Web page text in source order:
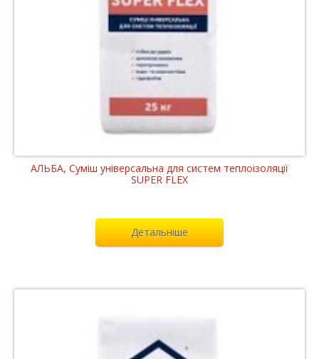
АЛЬБА, Суміш універсальна для систем теплоізоляції
SUPER FLEX
Детальніше